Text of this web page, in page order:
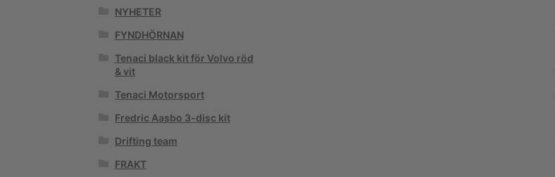
NYHETER
FYNDHÖRNAN
Tenaci black kit för Volvo röd
& vit
Tenaci Motorsport
Fredric Aasbo 3-disc kit
Drifting team
FRAKT